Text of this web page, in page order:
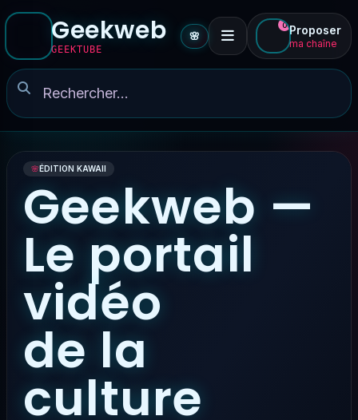
Geekweb
GEEKTUBE
🌸
0 Proposer
ma chaîne
🌸ÉDITION KAWAII
Geekweb —
Le portail
vidéo
de la
culture